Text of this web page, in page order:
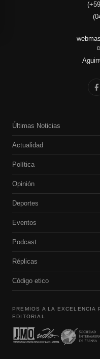
Últimas Noticias
Actualidad
Política
Opinión
Deportes
Eventos
Podcast
Réplicas
Código etico
PREMIOS A LA EXCELENCIA
EDITORIAL